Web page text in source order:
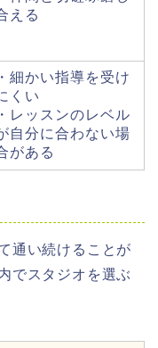
える
・細かい指導を受け
くい
・レッスンのレベル
自分に合わない場
がある
通い続けることが
でスタジオを選ぶ